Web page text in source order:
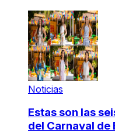
Noticias
Estas son las
del Carnaval